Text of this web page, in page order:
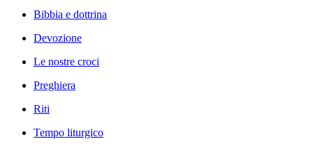
Bibbia e dottrina
Devozione
Le nostre croci
Preghiera
Riti
Tempo liturgico